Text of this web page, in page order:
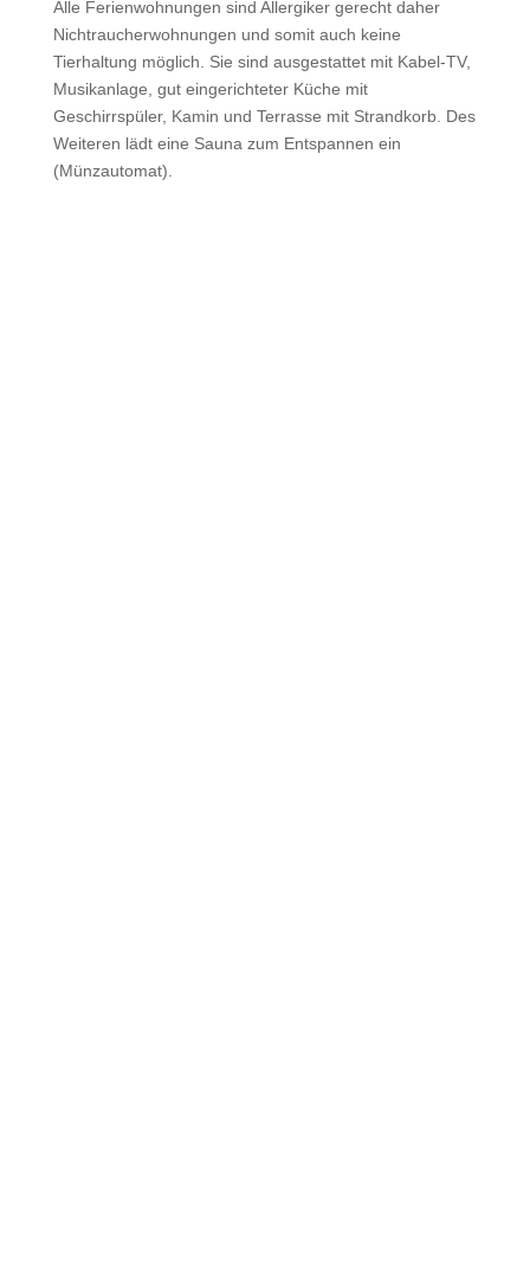
Alle Ferienwohnungen sind Allergiker gerecht daher
Nichtraucherwohnungen und somit auch keine
Tierhaltung möglich. Sie sind ausgestattet mit Kabel-TV,
Musikanlage, gut eingerichteter Küche mit
Geschirrspüler, Kamin und Terrasse mit Strandkorb. Des
Weiteren lädt eine Sauna zum Entspannen ein
(Münzautomat).